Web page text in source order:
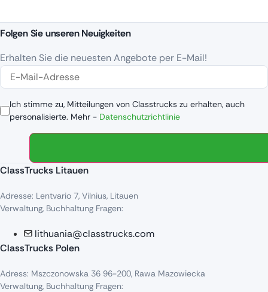
Folgen Sie unseren Neuigkeiten
Erhalten Sie die neuesten Angebote per E-Mail!
Ich stimme zu, Mitteilungen von Classtrucks zu erhalten, auch
personalisierte. Mehr - Datenschutzrichtlinie
ClassTrucks Litauen
Adresse: Lentvario 7, Vilnius, Litauen
Verwaltung, Buchhaltung Fragen:
lithuania@classtrucks.com
ClassTrucks Polen
Adress: Mszczonowska 36 96-200, Rawa Mazowiecka
Verwaltung, Buchhaltung Fragen: